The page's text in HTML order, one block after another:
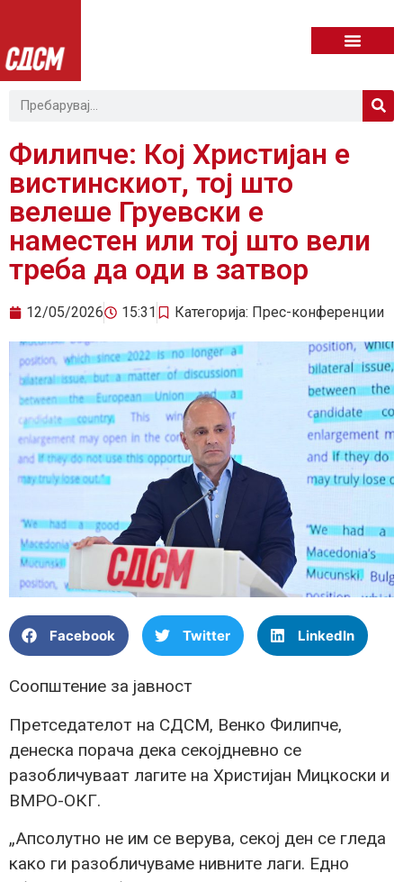
Филипче: Кој Христијан е
вистинскиот, тој што
велеше Груевски е
наместен или тој што вели
треба да оди в затвор
12/05/2026 15:31 Категорија: Прес-конференции
Facebook Twitter LinkedIn
Соопштение за јавност
Претседателот на СДСМ, Венко Филипче,
денеска порача дека секојдневно се
разобличуваат лагите на Христијан Мицкоски и
ВМРО-ОКГ.
„Апсолутно не им се верува, секој ден се гледа
како ги разобличуваме нивните лаги. Едно